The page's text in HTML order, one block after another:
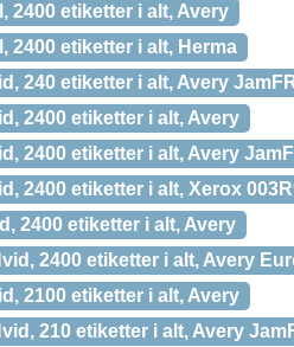
2400 etiketter i alt, Avery
2400 etiketter i alt, Herma
240 etiketter i alt, Avery
2400 etiketter i alt, Avery
2400 etiketter i alt, Avery
2400 etiketter i alt, Xerox
2400 etiketter i alt, Avery
2400 etiketter i alt, Avery
2100 etiketter i alt, Avery
210 etiketter i alt, Avery